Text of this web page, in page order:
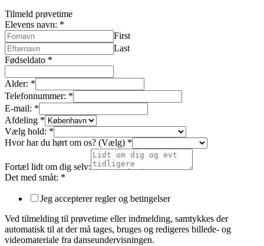
Tilmeld prøvetime
Elevens navn: *
First
Last
Fødseldato *
Alder: *
Telefonnummer: *
E-mail: *
Afdeling *
Vælg hold: *
Hvor har du hørt om os? (Vælg) *
Fortæl lidt om dig selv:
Det med småt: *
Jeg accepterer regler og betingelser
Ved tilmelding til prøvetime eller indmelding, samtykkes der
automatisk til at der må tages, bruges og redigeres billede- og
videomateriale fra danseundervisningen.